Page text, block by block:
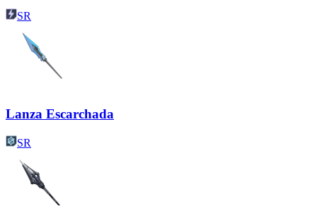
SR
Lanza Escarchada
SR